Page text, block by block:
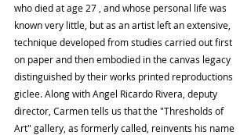
who died at age 27 , and whose personal life was
known very little, but as an artist left an extensive,
technique developed from studies carried out first
on paper and then embodied in the canvas legacy
distinguished by their works printed reproductions
giclee. Along with Angel Ricardo Rivera, deputy
director, Carmen tells us that the "Thresholds of
Art" gallery, as formerly called, reinvents his name